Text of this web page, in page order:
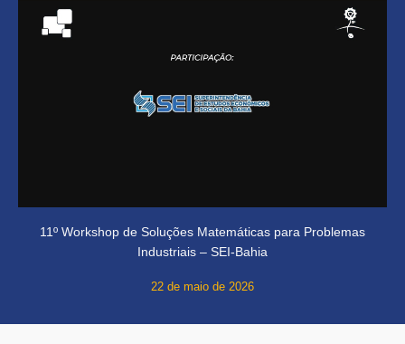
11º Workshop de Soluções Matemáticas para Problemas
Industriais – SEI-Bahia
22 de maio de 2026